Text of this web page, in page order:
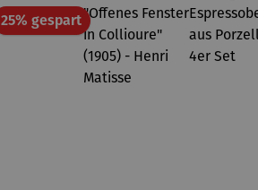
25% gespartRabatt